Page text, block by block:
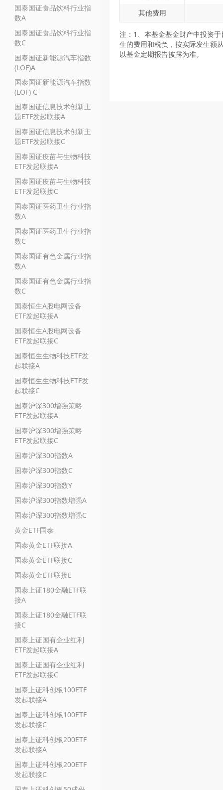
国泰国证食品饮料行业指
数A
国泰国证食品饮料行业指
数C
国泰国证新能源汽车指数
(LOF)A
国泰国证新能源汽车指数
(LOF) C
国泰国证信息技术创新主
题ETF发起联接A
国泰国证信息技术创新主
题ETF发起联接C
国泰国证疫苗与生物科技
ETF发起联接A
国泰国证疫苗与生物科技
ETF发起联接C
国泰国证医药卫生行业指
数A
国泰国证医药卫生行业指
数C
国泰国证有色金属行业指
数A
国泰国证有色金属行业指
数C
国泰恒生A股电网设备
ETF发起联接A
国泰恒生A股电网设备
ETF发起联接C
国泰恒生生物科技ETF发
起联接A
国泰恒生生物科技ETF发
起联接C
国泰沪深300增强策略
ETF发起联接A
国泰沪深300增强策略
ETF发起联接C
国泰沪深300指数A
国泰沪深300指数C
国泰沪深300指数Y
国泰沪深300指数增强A
国泰沪深300指数增强C
黄金ETF国泰
国泰黄金ETF联接A
国泰黄金ETF联接C
国泰黄金ETF联接E
国泰上证180金融ETF联
接A
国泰上证180金融ETF联
接C
国泰上证国有企业红利
ETF发起联接A
国泰上证国有企业红利
ETF发起联接C
国泰上证科创板100ETF
发起联接A
国泰上证科创板100ETF
发起联接C
国泰上证科创板200ETF
发起联接A
国泰上证科创板200ETF
发起联接C
其他费用
注：1、本基金基金财产中投资
生的费用和税负，按实际发生额
以基金定期报告披露为准。